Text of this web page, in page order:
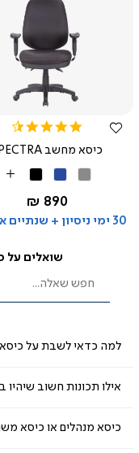
צפייה
מהירה
4.5
כיסא מחשב SPECTRA
שחור
More
Colors
החל מ-
890 ₪
30 ימי ניסיון + שנתיים אחריות
שואלים על
למה כדאי לשבת על כיסא
אילו תכונות חשוב
כיסא מנהלים או כיסא